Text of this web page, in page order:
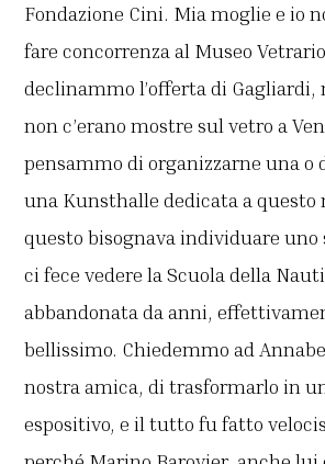
Fondazione Cini. Mia moglie e io
fare concorrenza al Museo
declinammo l’offerta di Gagliardi,
non c’erano mostre sul vetro a
pensammo di organizzarne una o
una Kunsthalle dedicata a questo
questo bisognava individuare uno
ci fece vedere la Scuola della
abbandonata da anni,
bellissimo. Chiedemmo ad
nostra amica, di trasformarlo in
espositivo, e il tutto fu fatto